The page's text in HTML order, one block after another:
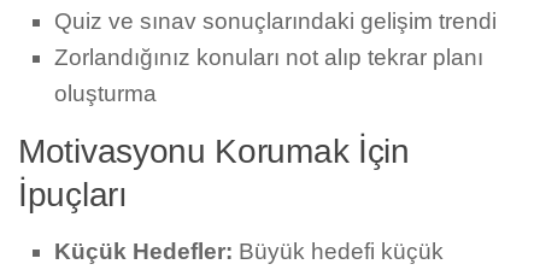
Quiz ve sınav sonuçlarındaki gelişim trendi
Zorlandığınız konuları not alıp tekrar planı
oluşturma
Motivasyonu Korumak İçin
İpuçları
Küçük Hedefler: Büyük hedefi küçük